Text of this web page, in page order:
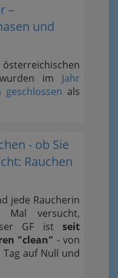
–
und
im Jahr
als
- ob Sie
Rauchen
jede Raucherin
versucht,
GF ist seit
"clean" - von
auf Null und